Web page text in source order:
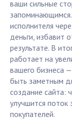
ваши сильные
исполнителя
деньги, избавит
результате. В
работает на
вашего бизнеса
быть заметным
создание сайта:
улучшится поток
покупателей.